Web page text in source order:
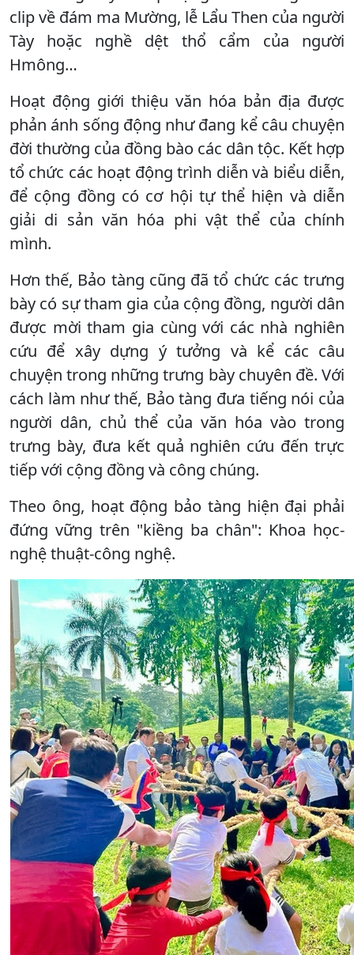
clip về đám ma Mường, lễ Lẩu Then của người
Tày hoặc nghề dệt thổ cẩm của người
Hmông…
Hoạt động giới thiệu văn hóa bản địa được
phản ánh sống động như đang kể câu chuyện
đời thường của đồng bào các dân tộc. Kết hợp
tổ chức các hoạt động trình diễn và biểu diễn,
để cộng đồng có cơ hội tự thể hiện và diễn
giải di sản văn hóa phi vật thể của chính
mình.
Hơn thế, Bảo tàng cũng đã tổ chức các trưng
bày có sự tham gia của cộng đồng, người dân
được mời tham gia cùng với các nhà nghiên
cứu để xây dựng ý tưởng và kể các câu
chuyện trong những trưng bày chuyên đề. Với
cách làm như thế, Bảo tàng đưa tiếng nói của
người dân, chủ thể của văn hóa vào trong
trưng bày, đưa kết quả nghiên cứu đến trực
tiếp với cộng đồng và công chúng.
Theo ông, hoạt động bảo tàng hiện đại phải
đứng vững trên "kiềng ba chân": Khoa học-
nghệ thuật-công nghệ.